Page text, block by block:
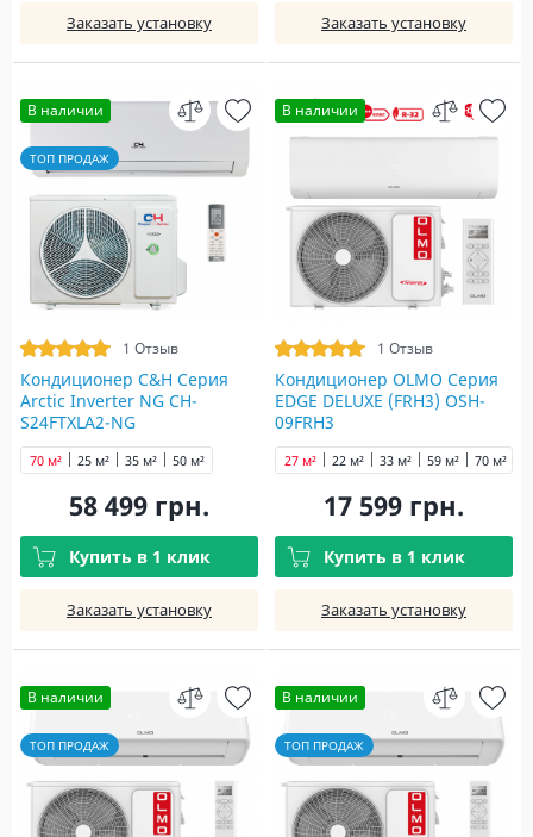
Заказать установку Заказать установку
В наличии
ТОП ПРОДАЖ
1 Отзыв
Кондиционер C&H Серия
Arctic Inverter NG CH-
S24FTXLA2-NG
25 м² 35 м² 50 м²
70 м²
58 499 грн.
Купить в 1 клик
Заказать установку
В наличии
1 Отзыв
Кондиционер OLMO Серия
EDGE DELUXE (FRH3) OSH-
09FRH3
22 м²
27 м² 33 м² 59 м² 70 м²
17 599 грн.
Купить в 1 клик
Заказать установку
В наличии
ТОП ПРОДАЖ
В наличии
ТОП ПРОДАЖ